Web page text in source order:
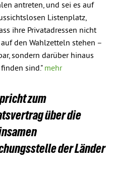
antreten, und sei es auf
Listenplatz,
ihre Privatadressen nicht
den Wahlzetteln stehen –
sondern darüber hinaus
sind." mehr
zum
über die
der Länder